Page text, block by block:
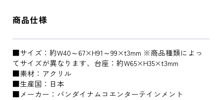
商品仕様
■サイズ：約W40～67×H91～99×t3mm ※商品種類によっ
てサイズが異なります、台座：約W65×H35×t3mm
■素材：アクリル
■生産国：日本
■メーカー：バンダイナムコエンターテインメント